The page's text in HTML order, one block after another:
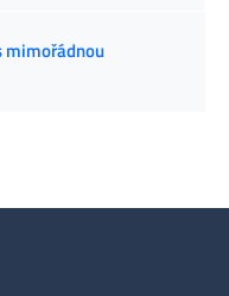
mimořádnou